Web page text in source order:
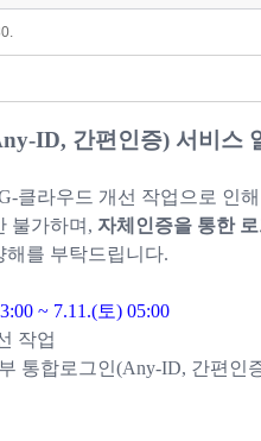
ID, 간편인증) 서비스
클라우드 개선 작업으로 인
불가하며, 자체인증을 통한
해를 부탁드립니다.
~ 7.11.(토) 05:00
작업
통합로그인(Any-ID, 간편인